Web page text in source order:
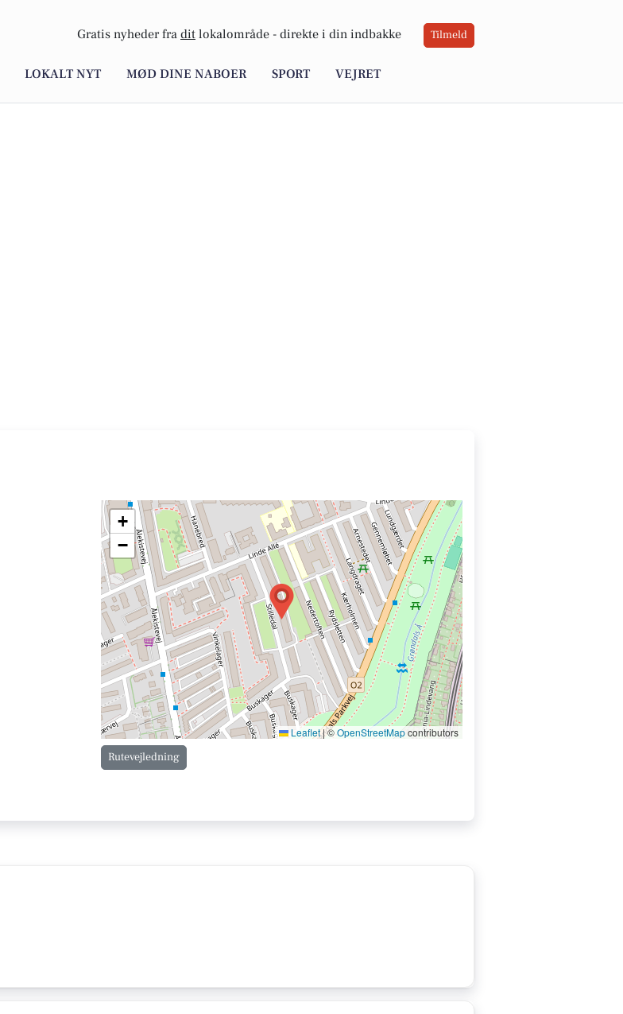
Gratis nyheder fra dit lokalområde - direkte i din indbakke Tilmeld
LOKALT NYT MØD DINE NABOER SPORT VEJRET
+
−
Leaflet|©OpenStreetMapcontributors
Rutevejledning